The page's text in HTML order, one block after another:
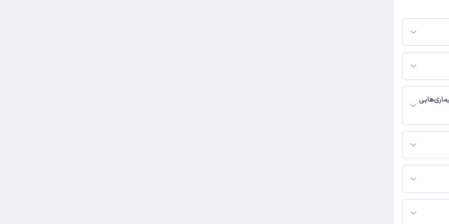
در پلتفرم
در صورت فعال
با خدمات
کودکان و اطفال,
تماس بگیرید.
عباس حبیب اللهی به